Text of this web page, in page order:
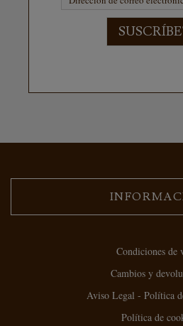
Condiciones de
Cambios y
Aviso Legal - Política
Política de